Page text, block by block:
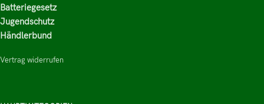
Batteriegesetz
Jugendschutz
Händlerbund
Vertrag widerrufen